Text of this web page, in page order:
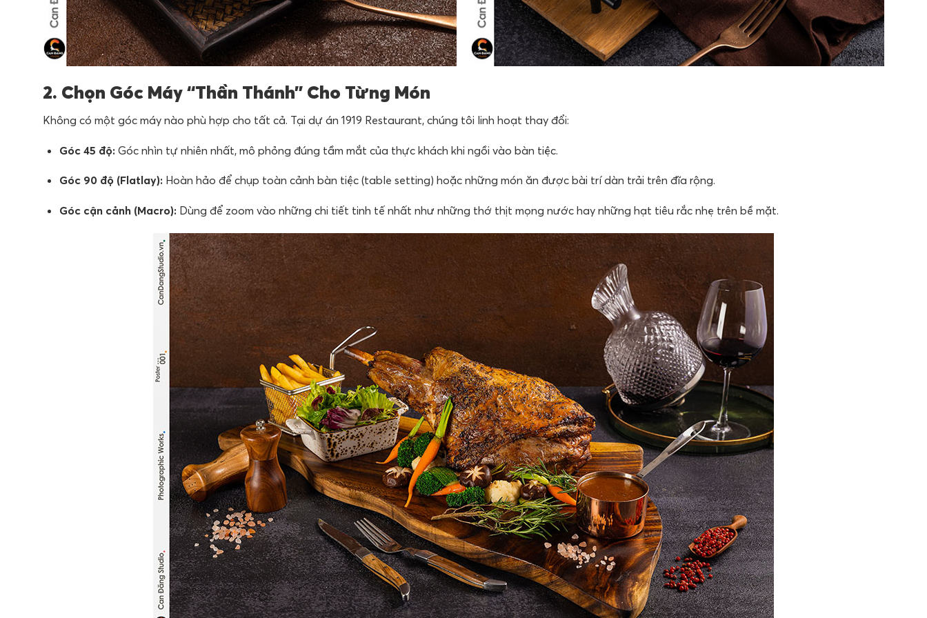
2. Chọn Góc Máy “Thần Thánh” Cho Từng Món
Không có một góc máy nào phù hợp cho tất cả. Tại dự án 1919 Restaurant, chúng tôi linh hoạt thay đổi:
Góc 45 độ: Góc nhìn tự nhiên nhất, mô phỏng đúng tầm mắt của thực khách khi ngồi vào bàn tiệc.
Góc 90 độ (Flatlay): Hoàn hảo để chụp toàn cảnh bàn tiệc (table setting) hoặc những món ăn được bài trí dàn trải trên đĩa rộng.
Góc cận cảnh (Macro): Dùng để zoom vào những chi tiết tinh tế nhất như những thớ thịt mọng nước hay những hạt tiêu rắc nhẹ trên bề mặt.